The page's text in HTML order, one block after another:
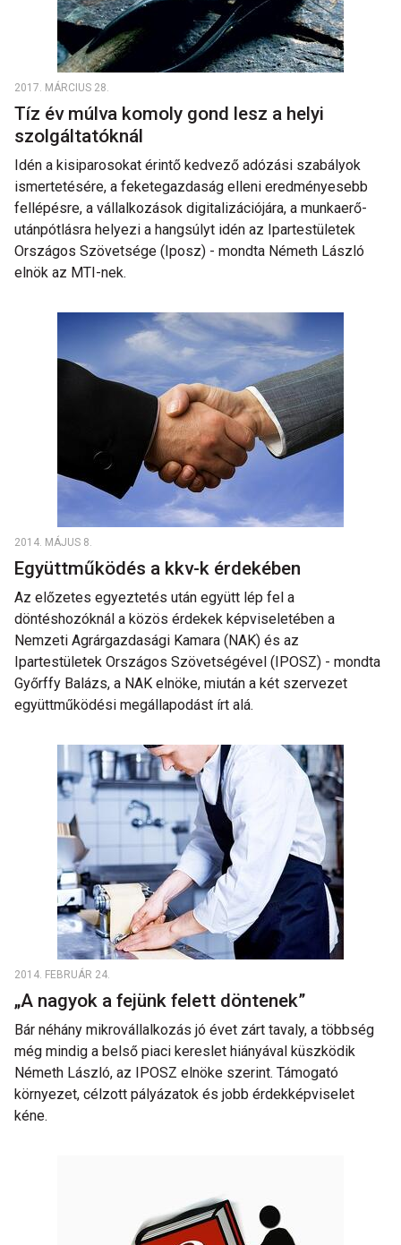
2017. MÁRCIUS 28.
Tíz év múlva komoly gond lesz a helyi
szolgáltatóknál
Idén a kisiparosokat érintő kedvező adózási szabályok
ismertetésére, a feketegazdaság elleni eredményesebb
fellépésre, a vállalkozások digitalizációjára, a munkaerő-
utánpótlásra helyezi a hangsúlyt idén az Ipartestületek
Országos Szövetsége (Iposz) - mondta Németh László
elnök az MTI-nek.
2014. MÁJUS 8.
Együttműködés a kkv-k érdekében
Az előzetes egyeztetés után együtt lép fel a
döntéshozóknál a közös érdekek képviseletében a
Nemzeti Agrárgazdasági Kamara (NAK) és az
Ipartestületek Országos Szövetségével (IPOSZ) - mondta
Győrffy Balázs, a NAK elnöke, miután a két szervezet
együttműködési megállapodást írt alá.
2014. FEBRUÁR 24.
„A nagyok a fejünk felett döntenek”
Bár néhány mikrovállalkozás jó évet zárt tavaly, a többség
még mindig a belső piaci kereslet hiányával küszködik
Németh László, az IPOSZ elnöke szerint. Támogató
környezet, célzott pályázatok és jobb érdekképviselet
kéne.